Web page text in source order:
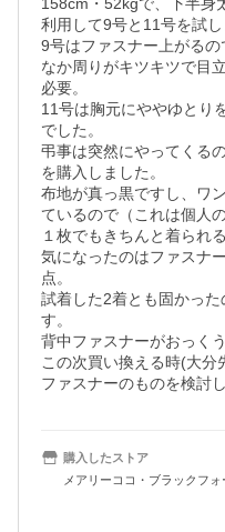
利用して9号と11号を試し
9号はファスナー上がる
なか周りがキツキツで目
必要。
11号は胸元にややゆとり
でした。
弔事は突然にやってくる
を購入しました。
布地が真っ黒ですし、ワ
ているので（これは個人
１枚でもきちんと着られ
気になったのはファスナ
点。
試着した2着とも固かっ
す。
背中ファスナーがおっく
この次買い換える時(大分
ファスナーのものを検討
購入したストア
メアリーココ・ブラックフォ